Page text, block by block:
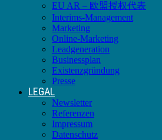
EU AR – 欧盟授权代表
Interims-Management
Marketing
Online-Marketing
Leadgeneration
Businessplan
Existenzgründung
Presse
LEGAL
Newsletter
Referenzen
Impressum
Datenschutz